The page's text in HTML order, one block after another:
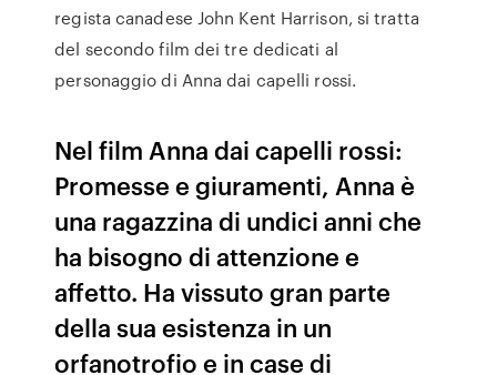
regista canadese John Kent Harrison, si tratta
del secondo film dei tre dedicati al
personaggio di Anna dai capelli rossi.
Nel film Anna dai capelli rossi:
Promesse e giuramenti, Anna è
una ragazzina di undici anni che
ha bisogno di attenzione e
affetto. Ha vissuto gran parte
della sua esistenza in un
orfanotrofio e in case di